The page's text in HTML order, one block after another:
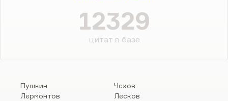
12329
цитат в базе
Пушкин
Лермонтов
Чехов
Лесков